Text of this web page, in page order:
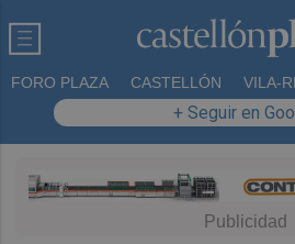
FORO PLAZA CASTELLÓN VILA-
+ Seguir en